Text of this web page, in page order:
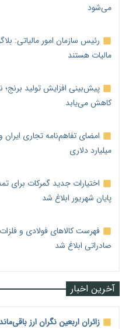
می‌شود
رئیس سازمان امور مالیاتی:
مالیات هستند
کاهش می‌یابد
میلیارد دلاری
اختیارات جدید گمرکات برای
پایان شهریور ابلاغ شد
صادراتی ابلاغ شد
آخرین اخبار
زائران اربعین نگران ارز